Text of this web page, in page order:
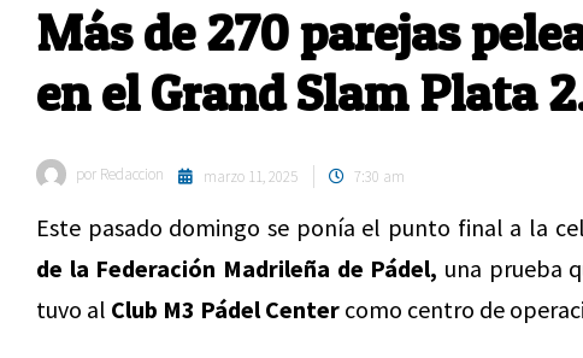
Más de 270 parejas
en el Grand Slam Plata
por Redaccion marzo 11, 2025 7:30 am
Este pasado domingo se ponía el punto final a la
de la Federación Madrileña de Pádel, una prueba
tuvo al Club M3 Pádel Center como centro de